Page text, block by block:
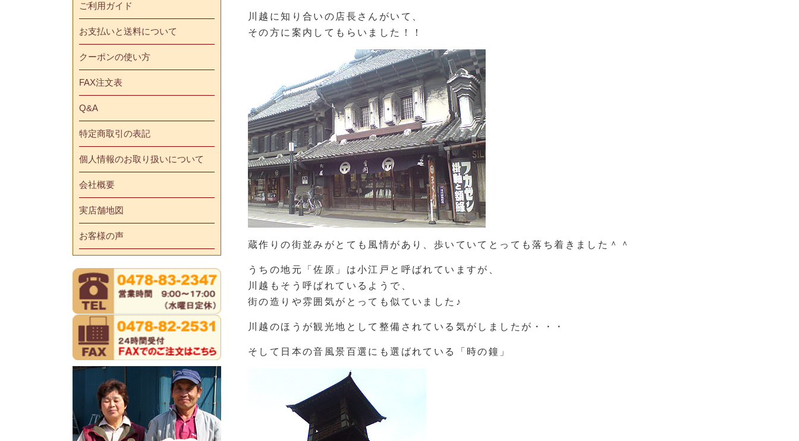
川越に知り合いの店長さんがいて、
その方に案内してもらいました！！
蔵作りの街並みがとても風情があり、歩いていてとっても落ち着きました＾＾
うちの地元「佐原」は小江戸と呼ばれていますが、
川越もそう呼ばれているようで、
街の造りや雰囲気がとっても似ていました♪
川越のほうが観光地として整備されている気がしましたが・・・
そして日本の音風景百選にも選ばれている「時の鐘」
ご利用ガイド
お支払いと送料について
クーポンの使い方
FAX注文表
Q&A
特定商取引の表記
個人情報のお取り扱いについて
会社概要
実店舗地図
お客様の声